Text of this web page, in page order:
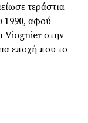
τεράστια
1990, αφού
Viognier στην
εποχή που το